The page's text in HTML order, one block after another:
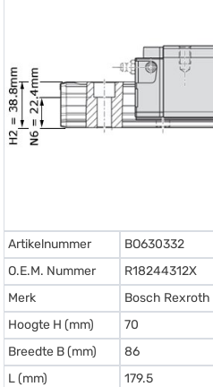
Artikelnummer
BO630332
O.E.M. Nummer
R18244312X
Merk
Bosch Rexroth
Hoogte H (mm)
70
Breedte B (mm)
86
L (mm)
179.5